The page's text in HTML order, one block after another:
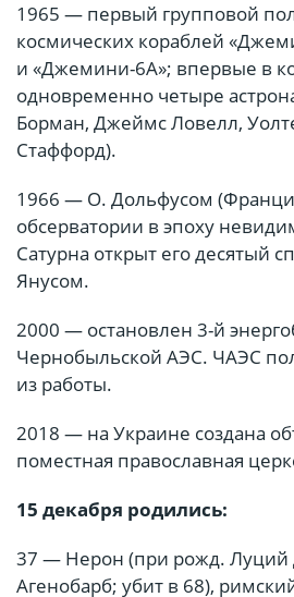
1965 — первый групповой
космических кораблей
и «Джемини-6А»; впервые в
одновременно четыре
Борман, Джеймс Ловелл,
Стаффорд).
1966 — О. Дольфусом
обсерватории в эпоху
Сатурна открыт его десятый
Янусом.
2000 — остановлен 3-й
Чернобыльской АЭС. ЧАЭС
из работы.
2018 — на Украине создана
поместная православная
15 декабря родились:
37 — Нерон (при рожд.
Агенобарб; убит в 68),